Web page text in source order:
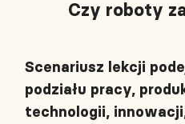
Czy roboty
Scenariusz lekcji
podziału pracy,
technologii,